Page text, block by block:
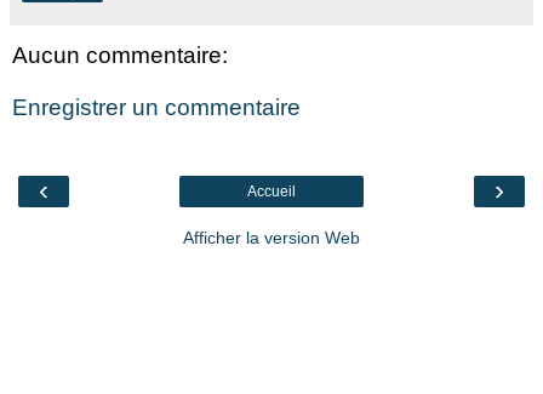
Aucun commentaire:
Enregistrer un commentaire
‹ ›
Accueil
Afficher la version Web